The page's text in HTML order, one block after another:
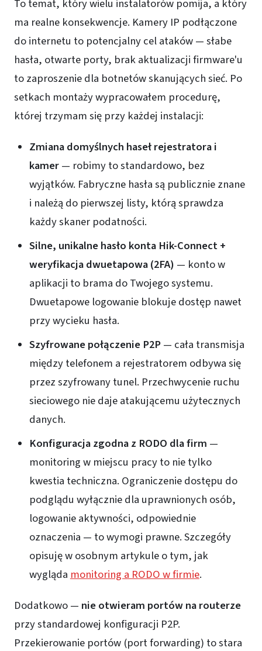
To temat, który wielu instalatorów pomija, a który
ma realne konsekwencje. Kamery IP podłączone
do internetu to potencjalny cel ataków — słabe
hasła, otwarte porty, brak aktualizacji firmware'u
to zaproszenie dla botnetów skanujących sieć. Po
setkach montaży wypracowałem procedurę,
której trzymam się przy każdej instalacji:
Zmiana domyślnych haseł rejestratora i
kamer— robimy to standardowo, bez
wyjątków. Fabryczne hasła są publicznie znane
i należą do pierwszej listy, którą sprawdza
każdy skaner podatności.
Silne, unikalne hasło konta Hik-Connect +
weryfikacja dwuetapowa (2FA) — konto w
aplikacji to brama do Twojego systemu.
Dwuetapowe logowanie blokuje dostęp nawet
przy wycieku hasła.
Szyfrowane połączenie P2P— cała transmisja
między telefonem a rejestratorem odbywa się
przez szyfrowany tunel. Przechwycenie ruchu
sieciowego nie daje atakującemu użytecznych
danych.
Konfiguracja zgodna z RODO dla firm —
monitoring w miejscu pracy to nie tylko
kwestia techniczna. Ograniczenie dostępu do
podglądu wyłącznie dla uprawnionych osób,
logowanie aktywności, odpowiednie
oznaczenia — to wymogi prawne. Szczegóły
opisuję w osobnym artykule o tym, jak
wyglądamonitoring a RODO w firmie.
Dodatkowo — nie otwieram portów na routerze
przy standardowej konfiguracji P2P.
Przekierowanie portów (port forwarding) to stara